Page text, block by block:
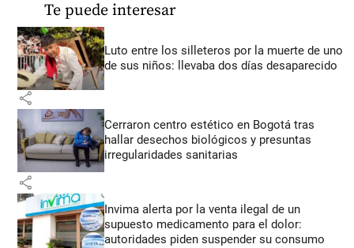
Te puede interesar
Luto entre los silleteros por la muerte de uno
de sus niños: llevaba dos días desaparecido
share
Cerraron centro estético en Bogotá tras
hallar desechos biológicos y presuntas
irregularidades sanitarias
share
Invima alerta por la venta ilegal de un
supuesto medicamento para el dolor:
autoridades piden suspender su consumo